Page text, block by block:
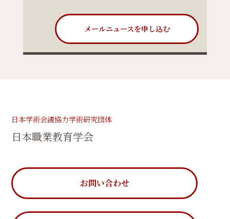
メールニュースを申し込む
日本学術会議協力学術研究団体
日本職業教育学会
お問い合わせ